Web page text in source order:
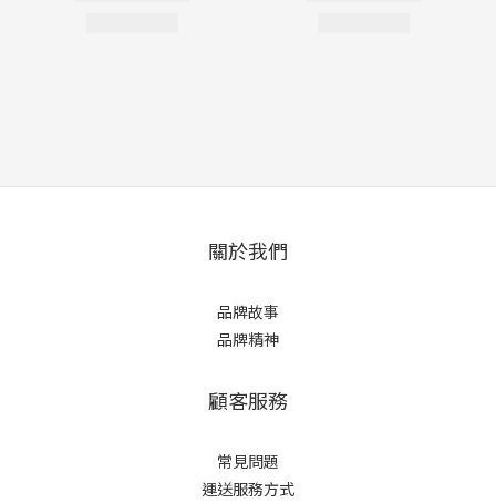
關於我們
品牌故事
品牌精神
顧客服務
常見問題
運送服務方式